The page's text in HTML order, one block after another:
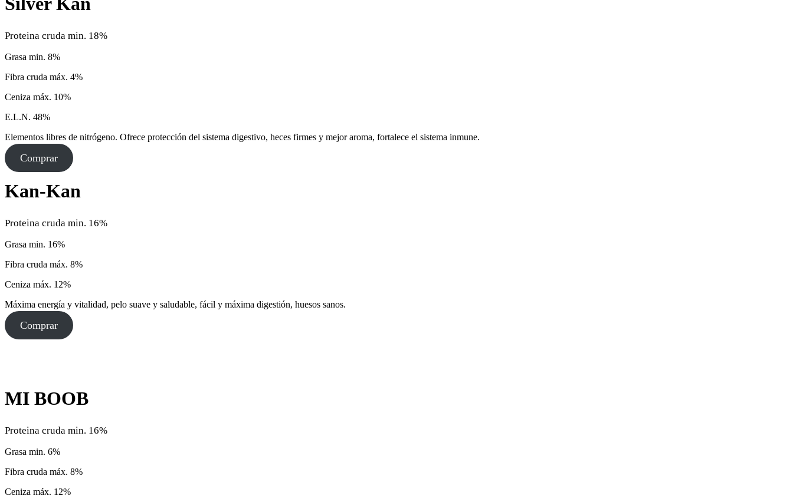
Proteina cruda min. 18%
Grasa min. 8%
Fibra cruda máx. 4%
Ceniza máx. 10%
E.L.N. 48%
Elementos libres de nitrógeno. Ofrece protección del sistema digestivo, heces firmes y mejor aroma, fortalece el sistema inmune.
Comprar
Kan-Kan
Proteina cruda min. 16%
Grasa min. 16%
Fibra cruda máx. 8%
Ceniza máx. 12%
Máxima energía y vitalidad, pelo suave y saludable, fácil y máxima digestión, huesos sanos.
Comprar
MI BOOB
Proteina cruda min. 16%
Grasa min. 6%
Fibra cruda máx. 8%
Ceniza máx. 12%